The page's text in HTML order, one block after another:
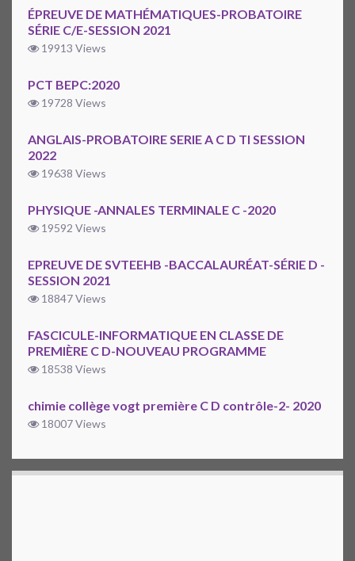
ÉPREUVE DE MATHÉMATIQUES-PROBATOIRE
SÉRIE C/E-SESSION 2021
19913 Views
PCT BEPC:2020
19728 Views
ANGLAIS-PROBATOIRE SERIE A C D TI SESSION
2022
19638 Views
PHYSIQUE -ANNALES TERMINALE C -2020
19592 Views
EPREUVE DE SVTEEHB -BACCALAURÉAT-SÉRIE D -
SESSION 2021
18847 Views
FASCICULE-INFORMATIQUE EN CLASSE DE
PREMIÈRE C D-NOUVEAU PROGRAMME
18538 Views
chimie collège vogt première C D contrôle-2- 2020
18007 Views